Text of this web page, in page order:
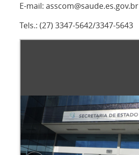
E-mail: asscom@saude.es.gov.br
Tels.: (27) 3347-5642/3347-5643